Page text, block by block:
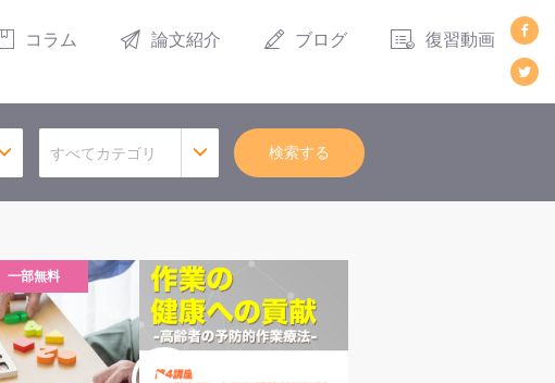
コラム 論文紹介 ブログ 復習動画
すべてカテゴリ 検索する
一部無料